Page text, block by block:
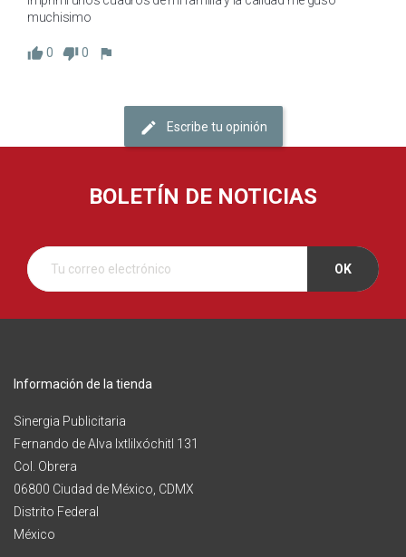
muchisimo
0 0
Escribe tu opinión
BOLETÍN DE NOTICIAS
Información de la tienda
Sinergia Publicitaria
Fernando de Alva Ixtlilxóchitl 131
Col. Obrera
06800 Ciudad de México, CDMX
Distrito Federal
México